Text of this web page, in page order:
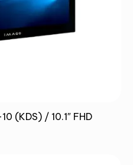
(KDS) / 10.1″ FHD